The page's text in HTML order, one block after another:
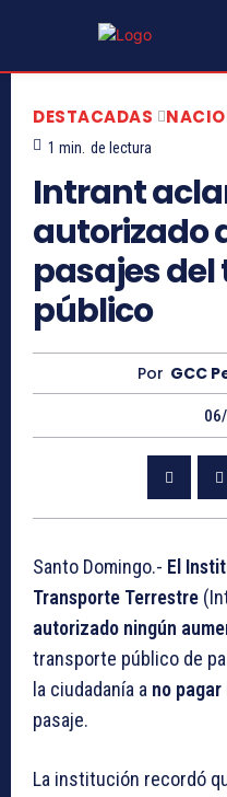
DESTACADAS
1 min. de lectura
Intrant
autorizado
pasajes
público
Por GCC
Santo Domingo.- El
Transporte Terrestre
autorizado ningún
transporte público de
la ciudadanía a no
pasaje.
La institución recordó